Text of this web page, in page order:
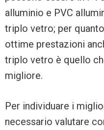
alluminio e PVC
triplo vetro; per
ottime prestazioni
triplo vetro è quello
migliore.
Per individuare i
necessario valutare